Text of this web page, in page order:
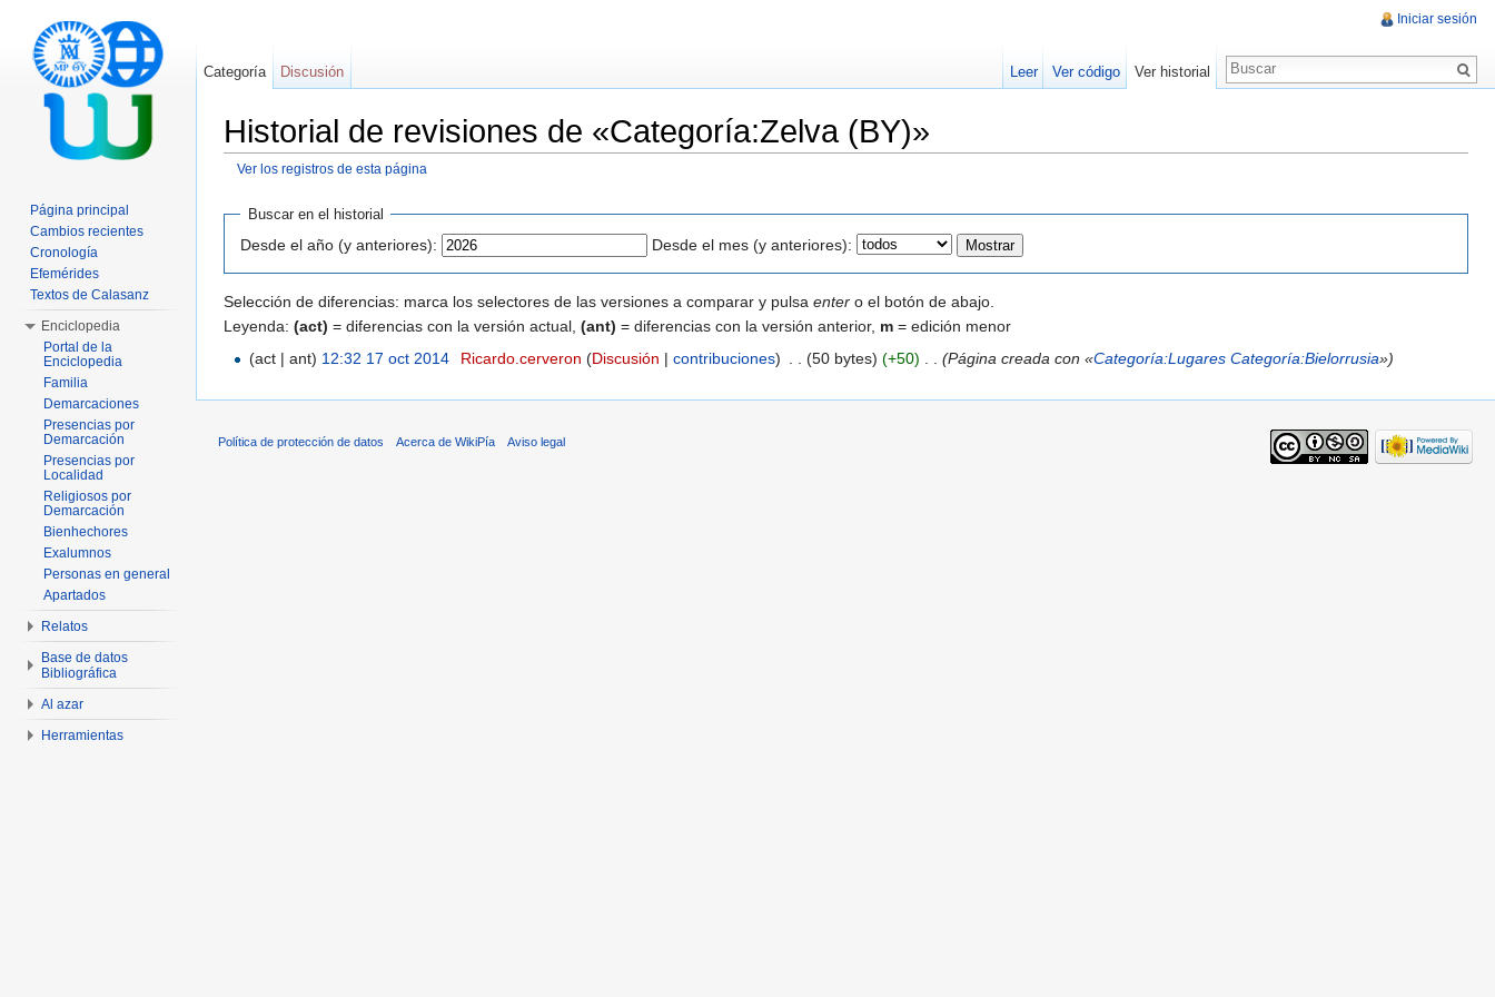
Historial de revisiones de «Categoría:Zelva (BY)»
Ver los registros de esta página
Buscar en el historial
Desde el año (y anteriores): Desde el mes (y anteriores):
Selección de diferencias: marca los selectores de las versiones a comparar y pulsa enter o el botón de abajo.
Leyenda: (act) = diferencias con la versión actual, (ant) = diferencias con la versión anterior, m = edición menor
(act | ant) 12:32 17 oct 2014 Ricardo.cerveron (Discusión | contribuciones) (50 bytes) (+50) (Página creada con «Categoría:Lugares Categoría:Bielorrusia»)
Iniciar sesión
Categoría Discusión Leer Ver código Ver historial
Página principal
Cambios recientes
Cronología
Efemérides
Textos de Calasanz
Enciclopedia
Portal de la
Enciclopedia
Familia
Demarcaciones
Presencias por
Demarcación
Presencias por
Localidad
Religiosos por
Demarcación
Bienhechores
Exalumnos
Personas en general
Apartados
Relatos
Base de datos
Bibliográfica
Al azar
Herramientas
Política de protección de datos Acerca de WikiPía Aviso legal